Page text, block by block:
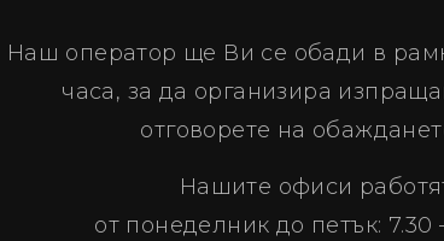
Наш оператор ще Ви се обади в
часа, за да организира
отговорете на
Нашите офиси
от понеделник до петък: 7.30